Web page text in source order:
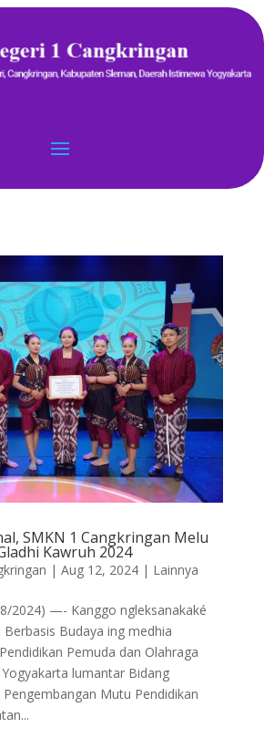
SMKN 1 Cangkringan Melu
Kawruh 2024
| Aug 12, 2024| Lainnya
2024) —- Kanggo ngleksanakaké
Berbasis Budaya ing medhia
Pemuda dan Olahraga
lumantar Bidang
Mutu Pendidikan